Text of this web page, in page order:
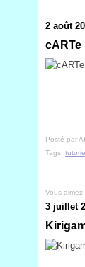
2 août
cARTe
Posté par
Tags:
Vous aimez
3 juillet